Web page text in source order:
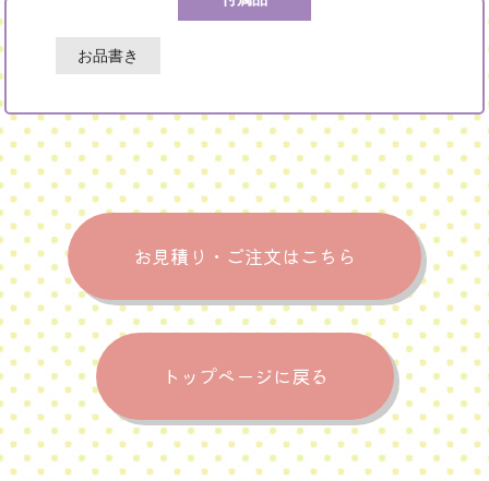
お品書き
お見積り・ご注文はこちら
トップページに戻る